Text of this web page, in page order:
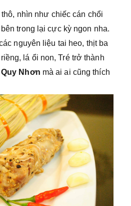
nhìn như chiếc cán chổi
trong lại cực kỳ ngon nha.
nguyên liệu tai heo, thịt ba
lá ổi non, Tré trở thành
Nhơn mà ai ai cũng thích